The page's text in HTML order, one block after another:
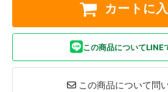
カートに
この商品についてLINE
この商品について問